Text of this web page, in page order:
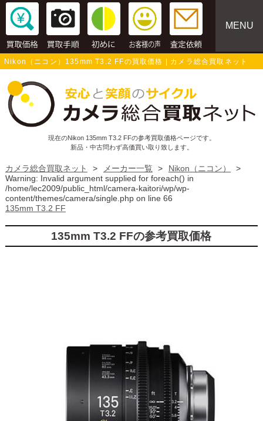
MENU
Nikon（ニコン）135mm T3.2 FFの買取価格 | カメラ総合買取ネット
現在のNikon 135mm T3.2 FFの参考買取価格ページです。
新品・中古問わず高価買い取り致します。
カメラ総合買取ネット > メーカー一覧 > Nikon（ニコン）
>
Warning: Invalid argument supplied for foreach() in
/home/lec2009/public_html/camera-kaitori/wp/wp-
content/themes/camera/single.phpon line 66
135mm T3.2 FF
135mm T3.2 FFの参考買取価格